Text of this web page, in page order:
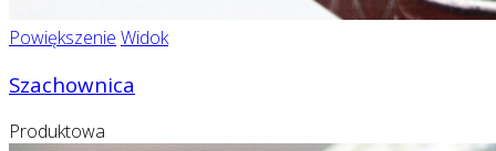
Powiększenie Widok
Szachownica
Produktowa